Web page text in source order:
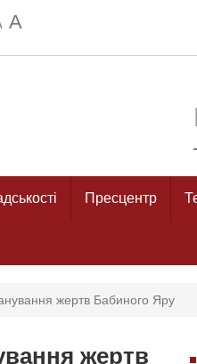
A
Пресцентр
жертв Бабиного Яру
жертв